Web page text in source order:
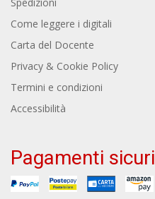
Come leggere i digitali
Carta del Docente
Privacy & Cookie Policy
Termini e condizioni
Accessibilità
Pagamenti sicuri